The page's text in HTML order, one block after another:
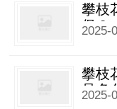
攀枝
保？
2025-
攀枝
是多
2025-